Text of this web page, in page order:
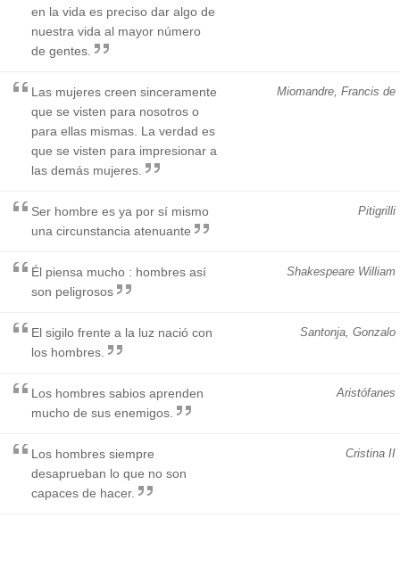
en la vida es preciso dar algo de
nuestra vida al mayor número
de gentes.
Miomandre, Francis de
Las mujeres creen sinceramente
que se visten para nosotros o
para ellas mismas. La verdad es
que se visten para impresionar a
las demás mujeres.
Pitigrilli
Ser hombre es ya por sí mismo
una circunstancia atenuante
Shakespeare William
Él piensa mucho : hombres así
son peligrosos
Santonja, Gonzalo
El sigilo frente a la luz nació con
los hombres.
Aristófanes
Los hombres sabios aprenden
mucho de sus enemigos.
Cristina II
Los hombres siempre
desaprueban lo que no son
capaces de hacer.